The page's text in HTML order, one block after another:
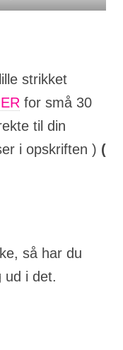
strikket
for små 30
til din
i opskriften ) (
så har du
ud i det.